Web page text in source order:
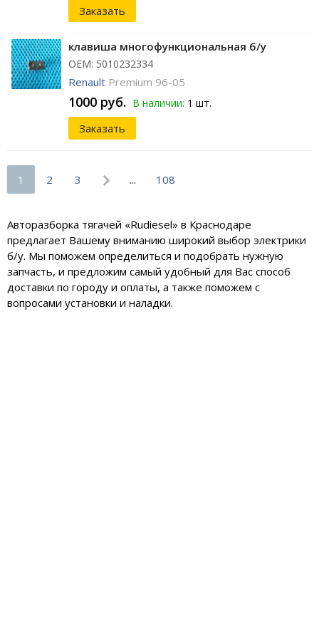
Заказать
клавиша многофункциональная б/у
ОЕМ: 5010232334
Renault Premium 96-05
1000 руб. В наличии: 1 шт.
Заказать
1 2 3 ... 108
Авторазборка тягачей «Rudiesel» в Краснодаре
предлагает Вашему вниманию широкий выбор электрики
б/у. Мы поможем определиться и подобрать нужную
запчасть, и предложим самый удобный для Вас способ
доставки по городу и оплаты, а также поможем с
вопросами установки и наладки.